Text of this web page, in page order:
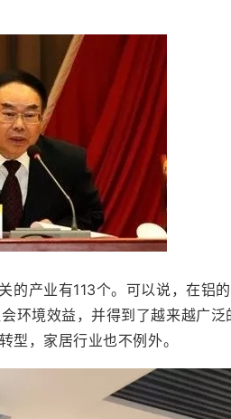
的产业有113个。可以说，在铝
环境效益，并得到了越来越广
型，家居行业也不例外。